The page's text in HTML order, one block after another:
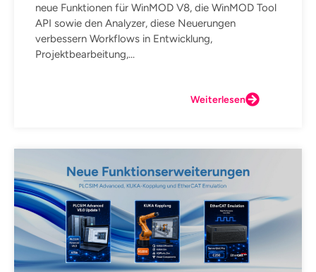
neue Funktionen für WinMOD V8, die WinMOD Tool
API sowie den Analyzer, diese Neuerungen
verbessern Workflows in Entwicklung,
Projektbearbeitung,...
Weiterlesen